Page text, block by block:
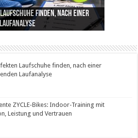
finden, nach einer
Bikes: Indoor-Training mit
und Vertrauen
Ablauf, Erfolgschancen und
Wie es Schmerzen, Stress
beeinflusst
Tipps für mehr
Laufschuhe finden, nach einer
Laufanalyse
ZYCLE-Bikes: Indoor-Training mit
Leistung und Vertrauen